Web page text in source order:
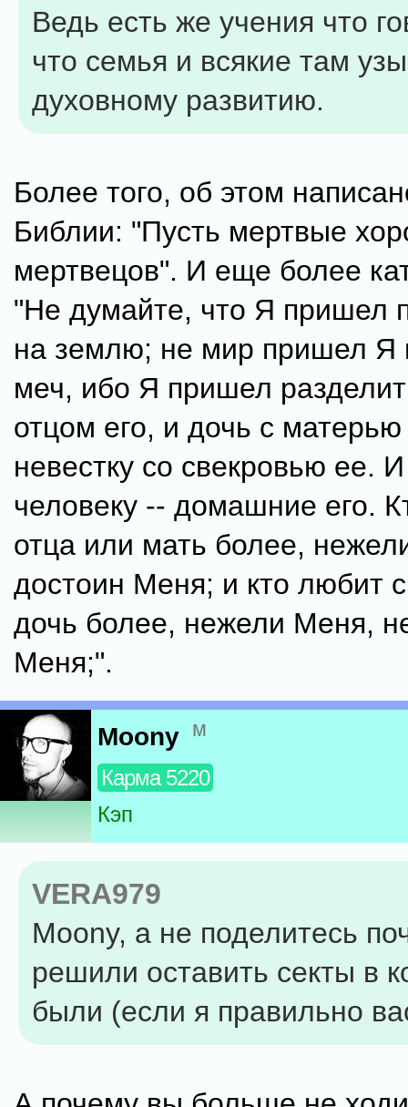
Ведь есть же учения что
что семья и всякие там
духовному развитию.
Более того, об этом
Библии: "Пусть мертвые
мертвецов". И еще более
"Не думайте, что Я пришел
на землю; не мир пришел Я
меч, ибо Я пришел
отцом его, и дочь с
невестку со свекровью ее.
человеку -- домашние его.
отца или мать более,
достоин Меня; и кто любит
дочь более, нежели Меня,
Меня;".
Moony м
Карма 5220
Кэп
VERA979
Moony, а не поделитесь
решили оставить секты в
были (если я правильно